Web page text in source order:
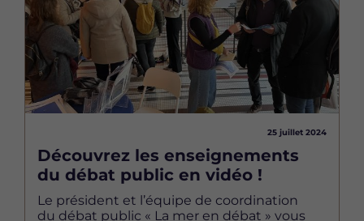
25 juillet 2024
Découvrez les enseignements
du débat public en vidéo !
Le président et l’équipe de coordination
du débat public « La mer en débat » vous